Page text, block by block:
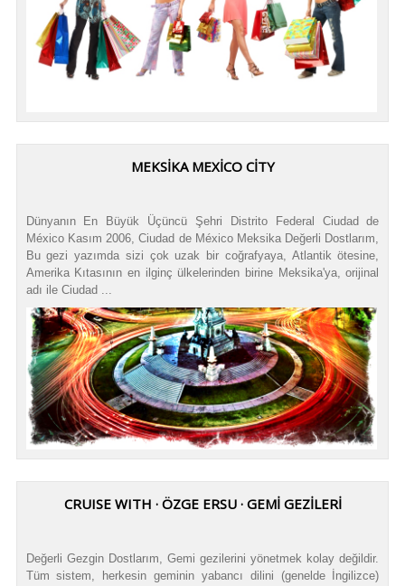
MEKSIKA MEXICO CITY
Dünyanın En Büyük Üçüncü Şehri Distrito Federal Ciudad de
México Kasım 2006, Ciudad de México Meksika Değerli Dostlarım,
Bu gezi yazımda sizi çok uzak bir coğrafyaya, Atlantik ötesine,
Amerika Kıtasının en ilginç ülkelerinden birine Meksika'ya, orijinal
adı ile Ciudad ...
CRUISE WITH · ÖZGE ERSU · GEMİ GEZİLERİ
Değerli Gezgin Dostlarım, Gemi gezilerini yönetmek kolay değildir.
Tüm sistem, herkesin geminin yabancı dilini (genelde İngilizce)